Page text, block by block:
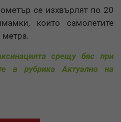
се изхвърлят по 20
които самолетите
метра.
срещу бяс при
в рубрика Актуално на